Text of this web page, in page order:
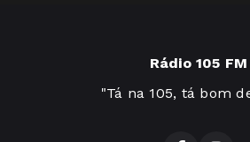
Rádio 105 FM
"Tá na 105, tá bom